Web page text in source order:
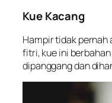
Kue Kacang
Hampir tidak pernah
fitri, kue ini
dipanggang dan